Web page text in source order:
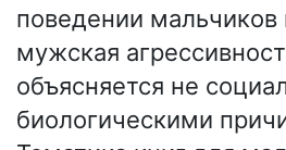
поведении
мужская
объясняется не
биологическими